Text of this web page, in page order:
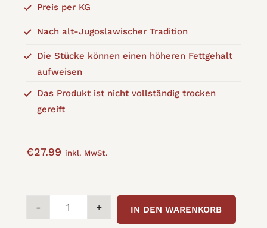
Preis per KG
Nach alt-Jugoslawischer Tradition
Die Stücke können einen höheren Fettgehalt
aufweisen
Das Produkt ist nicht vollständig trocken
gereift
€27.99 inkl. MwSt.
GOVEĐA
- + IN DEN WARENKORB